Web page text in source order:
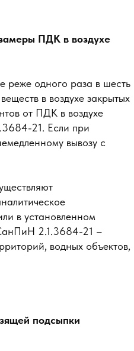
ПДК в воздухе
реже одного раза в шесть
в воздухе закрытых
от ПДК в воздухе
21. Если при
вывозу с
в установленном
2.1.3684-21 –
водных объектов,
подсыпки